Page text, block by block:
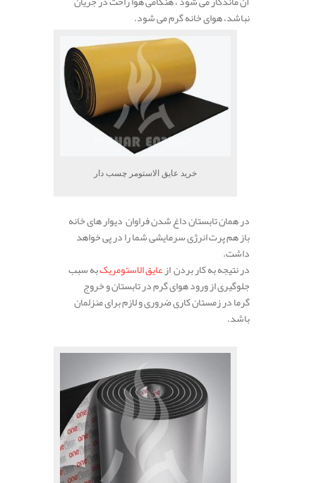
نباشد، هوای خانه گرم می شود.
خرید عایق الاستومر چسب دار
در همان تابستان داغ شدن فراوان دیوار های خانه
باز هم پرت انرژی سرمایشی شما را در پی خواهد
داشت.
در نتیجه به کار بردن ازعایق الاستومریکبه سبب
جلوگیری از ورود هوای گرم در تابستان و خروج
گرما در زمستان کاری ضروری و لازم برای منزلمان
باشد.